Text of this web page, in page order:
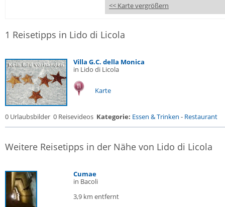
<< Karte vergrößern
1 Reisetipps in Lido di Licola
Villa G.C. della Monica
in Lido di Licola
Karte
0 Urlaubsbilder 0 Reisevideos Kategorie: Essen & Trinken - Restaurant
Weitere Reisetipps in der Nähe von Lido di Licola
Cumae
in Bacoli
3,9 km entfernt